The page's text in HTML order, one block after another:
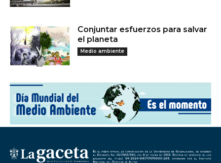
Conjuntar esfuerzos para salvar
el planeta
Medio ambiente